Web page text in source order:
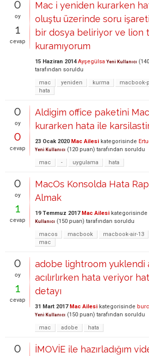
0
oy
1
cevap
Mac i yeniden kurarken
oluştu üzerinde soru
bir dosya beliriyor ve lion
kuramıyorum
15 Haziran 2014 Ayşegülsa Yeni Kullanıcı (140
tarafından soruldu
mac
yeniden kurma
macbook-
hata
0
oy
0
cevap
Aldigim office paketini
kurarken hata ile
23 Ocak 2020 Mac Ailesi kategorisinde
Yeni Kullanıcı (120 puan) tarafından soruldu
mac
- uygulama hata
0
oy
1
cevap
MacOs Konsolda Hata
Almak
19 Temmuz 2017 Mac Ailesi kategorisinde
Kullanıcı (150 puan) tarafından soruldu
macos
macbook macbook-air-13
mac
0
oy
1
cevap
adobe lightroom yuklendi
acılırlırken hata veriyor
detayı
31 Mart 2017 Mac Ailesi kategorisinde
Yeni Kullanıcı (150 puan) tarafından soruldu
mac
adobe hata
0
İMOVİE ile hazırladığım